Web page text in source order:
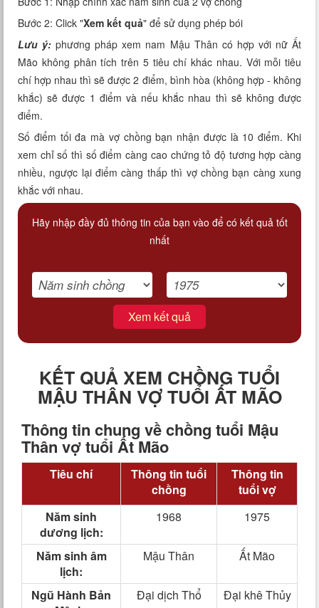
Bước 2: Click "Xem kết quả" để sử dụng phép bói
Lưu ý: phương pháp xem nam Mậu Thân có hợp với nữ Ất
Mão không phân tích trên 5 tiêu chí khác nhau. Với mỗi tiêu
chí hợp nhau thì sẽ được 2 điểm, bình hòa (không hợp - không
khắc) sẽ được 1 điểm và nếu khắc nhau thì sẽ không được
điểm.
Số điểm tối đa mà vợ chồng bạn nhận được là 10 điểm. Khi
xem chỉ số thì số điểm càng cao chứng tỏ độ tương hợp càng
nhiều, ngược lại điểm càng thấp thì vợ chồng bạn càng xung
khắc với nhau.
Hãy nhập đầy đủ thông tin của bạn vào để có kết quả tốt
nhất
Xem kết quả
KẾT QUẢ XEM CHỒNG TUỔI
MẬU THÂN VỢ TUỔI ẤT MÃO
Thông tin chung về chồng tuổi Mậu
Thân vợ tuổi Ất Mão
Tiêu chí
Thông tin tuổi
chồng
Thông tin
tuổi vợ
Năm sinh
dương lịch:
1968 1975
Năm sinh âm
lịch:
Mậu Thân Ất Mão
Ngũ Hành Bản
Đại dịch Thổ Đại khê Thủy